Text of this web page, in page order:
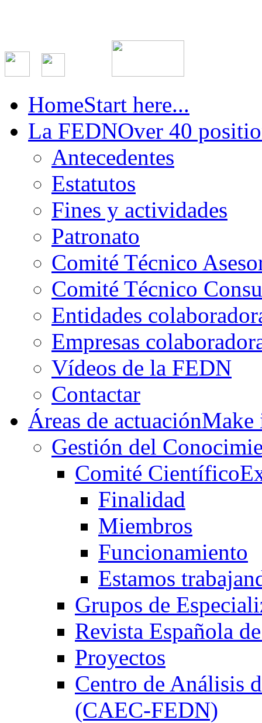
HomeStart here...
La FEDNOver 40
Antecedentes
Estatutos
Fines y actividades
Patronato
Comité Técnico
Comité Técnico
Entidades
Empresas
Vídeos de la FEDN
Contactar
Áreas de actuación
Gestión del
Comité Científico
Finalidad
Miembros
Funcionamiento
Estamos
Grupos de
Revista Española
Proyectos
Centro de Análisis
(CAEC-FEDN)